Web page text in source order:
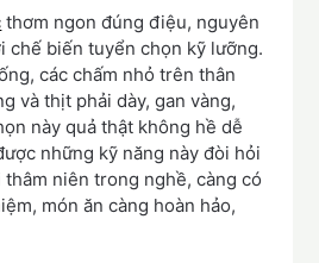
thơm ngon đúng điệu, nguyên
chế biến tuyển chọn kỹ lưỡng.
các chấm nhỏ trên thân
và thịt phải dày, gan vàng,
này quả thật không hề dễ
những kỹ năng này đòi hỏi
niên trong nghề, càng có
món ăn càng hoàn hảo,